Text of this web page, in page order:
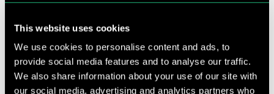
This website uses cookies
We use cookies to personalise content and ads, to
provide social media features and to analyse our traffic.
We also share information about your use of our site with
our social media, advertising and analytics partners who
een fijne afwisseling op een schooldag.